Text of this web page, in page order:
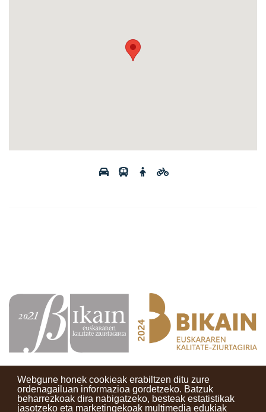
Webgune honek cookieak erabiltzen ditu zure
ordenagailuan informazioa gordetzeko. Batzuk
beharrezkoak dira nabigatzeko, besteak estatistikak
jasotzeko eta marketingekoak multimedia edukiak
Kontaktuak Erabilera baldintzak Lege oharra Berriak